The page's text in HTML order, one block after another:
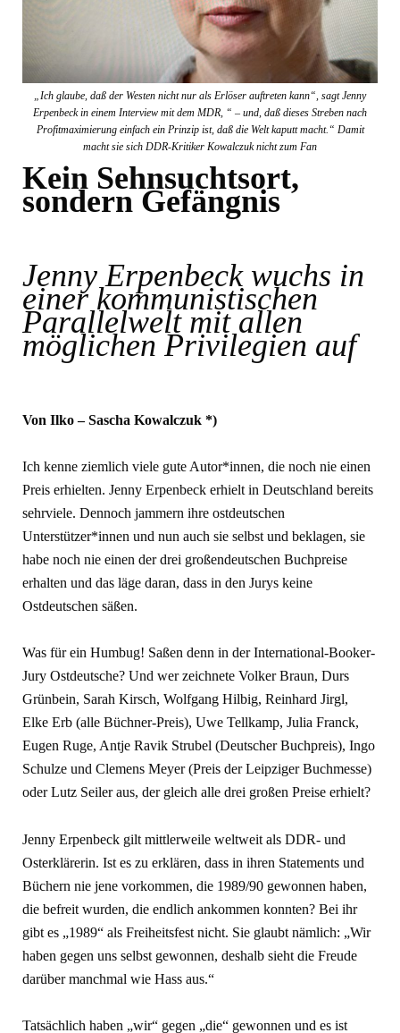
„Ich glaube, daß der Westen nicht nur als Erlöser auftreten kann“, sagt Jenny
Erpenbeck in einem Interview mit dem MDR, “ – und, daß dieses Streben nach
Profitmaximierung einfach ein Prinzip ist, daß die Welt kaputt macht.“ Damit
macht sie sich DDR-Kritiker Kowalczuk nicht zum Fan
Kein Sehnsuchtsort,
sondern Gefängnis
Jenny Erpenbeck wuchs in
einer kommunistischen
Parallelwelt mit allen
möglichen Privilegien auf
Von Ilko – Sascha Kowalczuk *)
Ich kenne ziemlich viele gute Autor*innen, die noch nie einen
Preis erhielten. Jenny Erpenbeck erhielt in Deutschland bereits
sehrviele. Dennoch jammern ihre ostdeutschen
Unterstützer*innen und nun auch sie selbst und beklagen, sie
habe noch nie einen der drei großendeutschen Buchpreise
erhalten und das läge daran, dass in den Jurys keine
Ostdeutschen säßen.
Was für ein Humbug! Saßen denn in der International-Booker-
Jury Ostdeutsche? Und wer zeichnete Volker Braun, Durs
Grünbein, Sarah Kirsch, Wolfgang Hilbig, Reinhard Jirgl,
Elke Erb (alle Büchner-Preis), Uwe Tellkamp, Julia Franck,
Eugen Ruge, Antje Ravik Strubel (Deutscher Buchpreis), Ingo
Schulze und Clemens Meyer (Preis der Leipziger Buchmesse)
oder Lutz Seiler aus, der gleich alle drei großen Preise erhielt?
Jenny Erpenbeck gilt mittlerweile weltweit als DDR- und
Osterklärerin. Ist es zu erklären, dass in ihren Statements und
Büchern nie jene vorkommen, die 1989/90 gewonnen haben,
die befreit wurden, die endlich ankommen konnten? Bei ihr
gibt es „1989“ als Freiheitsfest nicht. Sie glaubt nämlich: „Wir
haben gegen uns selbst gewonnen, deshalb sieht die Freude
darüber manchmal wie Hass aus.“
Tatsächlich haben „wir“ gegen „die“ gewonnen und es ist